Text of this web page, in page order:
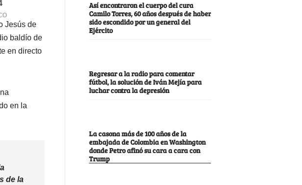
Jesús de
baldío de
en directo
en la
de la
Así encontraron el cuerpo del cura
Camilo Torres, 60 años después de haber
sido escondido por un general del
Ejército
Regresar a la radio para comentar
fútbol, la solución de Iván Mejía para
luchar contra la depresión
La casona más de 100 años de la
embajada de Colombia en Washington
donde Petro afinó su cara a cara con
Trump